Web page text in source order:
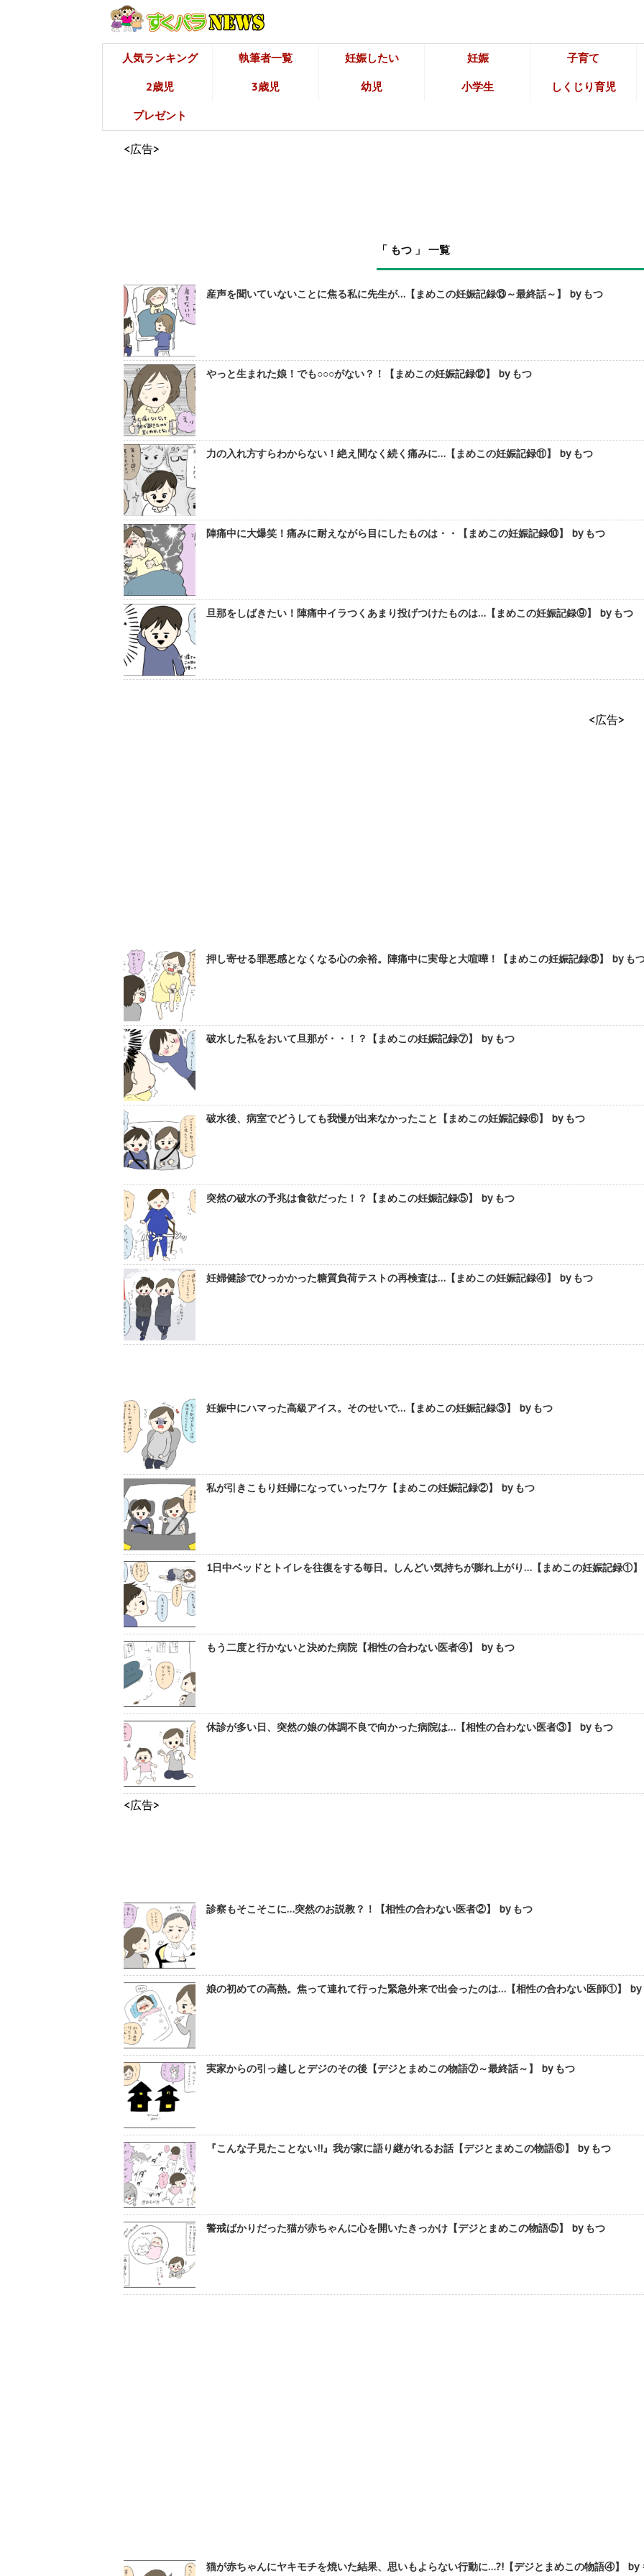
人気ランキング 執筆者一覧 妊娠したい 妊娠 子育て
2歳児 3歳児 幼児 小学生 しくじり育児
プレゼント
<広告>
「 もつ 」 一覧
産声を聞いていないことに焦る私に先生が…【まめこの妊娠記録⑬～最終話～】 by もつ
やっと生まれた娘！でも○○○がない？！【まめこの妊娠記録⑫】 by もつ
力の入れ方すらわからない！絶え間なく続く痛みに…【まめこの妊娠記録⑪】 by もつ
陣痛中に大爆笑！痛みに耐えながら目にしたものは・・【まめこの妊娠記録⑩】 by もつ
旦那をしばきたい！陣痛中イラつくあまり投げつけたものは…【まめこの妊娠記録⑨】 by もつ
<広告>
押し寄せる罪悪感となくなる心の余裕。陣痛中に実母と大喧嘩！【まめこの妊娠記録⑧】 by も
破水した私をおいて旦那が・・！？【まめこの妊娠記録⑦】 by もつ
破水後、病室でどうしても我慢が出来なかったこと【まめこの妊娠記録⑥】 by もつ
突然の破水の予兆は食欲だった！？【まめこの妊娠記録⑤】 by もつ
妊婦健診でひっかかった糖質負荷テストの再検査は…【まめこの妊娠記録④】 by もつ
妊娠中にハマった高級アイス。そのせいで…【まめこの妊娠記録③】 by もつ
私が引きこもり妊婦になっていったワケ【まめこの妊娠記録②】 by もつ
1日中ベッドとトイレを往復をする毎日。しんどい気持ちが膨れ上がり…【まめこの妊娠記録①
もう二度と行かないと決めた病院【相性の合わない医者④】 by もつ
休診が多い日、突然の娘の体調不良で向かった病院は…【相性の合わない医者③】 by もつ
<広告>
診察もそこそこに…突然のお説教？！【相性の合わない医者②】 by もつ
娘の初めての高熱。焦って連れて行った緊急外来で出会ったのは…【相性の合わない医師①】 by
実家からの引っ越しとデジのその後【デジとまめこの物語⑦～最終話～】 by もつ
『こんな子見たことない!!』我が家に語り継がれるお話【デジとまめこの物語⑥】 by もつ
警戒ばかりだった猫が赤ちゃんに心を開いたきっかけ【デジとまめこの物語⑤】 by もつ
猫が赤ちゃんにヤキモチを焼いた結果、思いもよらない行動に…?!【デジとまめこの物語④】 by